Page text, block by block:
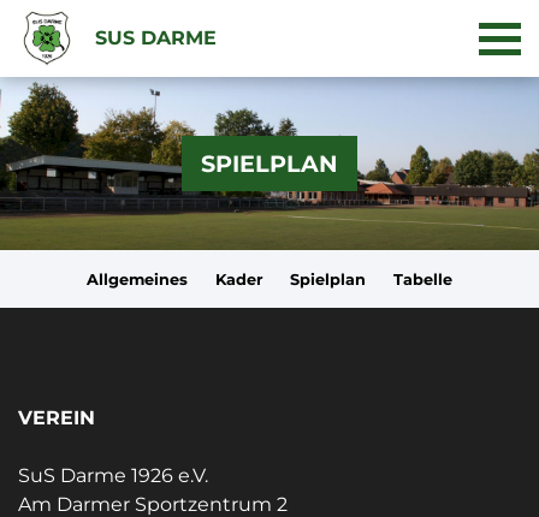
SUS DARME
SPIELPLAN
Allgemeines Kader Spielplan Tabelle
VEREIN
SuS Darme 1926 e.V.
Am Darmer Sportzentrum 2